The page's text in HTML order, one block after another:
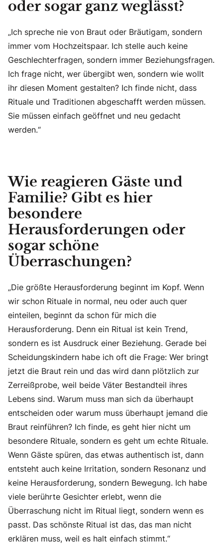
oder sogar ganz weglässt?
„Ich spreche nie von Braut oder Bräutigam, sondern
immer vom Hochzeitspaar. Ich stelle auch keine
Geschlechterfragen, sondern immer Beziehungsfragen.
Ich frage nicht, wer übergibt wen, sondern wie wollt
ihr diesen Moment gestalten? Ich finde nicht, dass
Rituale und Traditionen abgeschafft werden müssen.
Sie müssen einfach geöffnet und neu gedacht
werden.“
Wie reagieren Gäste und
Familie? Gibt es hier
besondere
Herausforderungen oder
sogar schöne
Überraschungen?
„Die größte Herausforderung beginnt im Kopf. Wenn
wir schon Rituale in normal, neu oder auch quer
einteilen, beginnt da schon für mich die
Herausforderung. Denn ein Ritual ist kein Trend,
sondern es ist Ausdruck einer Beziehung. Gerade bei
Scheidungskindern habe ich oft die Frage: Wer bringt
jetzt die Braut rein und das wird dann plötzlich zur
Zerreißprobe, weil beide Väter Bestandteil ihres
Lebens sind. Warum muss man sich da überhaupt
entscheiden oder warum muss überhaupt jemand die
Braut reinführen? Ich finde, es geht hier nicht um
besondere Rituale, sondern es geht um echte Rituale.
Wenn Gäste spüren, das etwas authentisch ist, dann
entsteht auch keine Irritation, sondern Resonanz und
keine Herausforderung, sondern Bewegung. Ich habe
viele berührte Gesichter erlebt, wenn die
Überraschung nicht im Ritual liegt, sondern wenn es
passt. Das schönste Ritual ist das, das man nicht
erklären muss, weil es halt einfach stimmt.“